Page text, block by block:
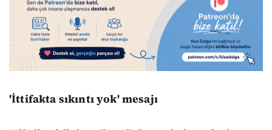
'İttifakta sıkıntı yok'mesajı